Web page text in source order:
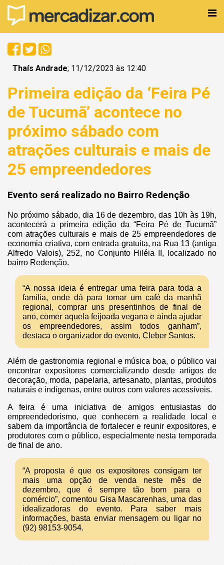
Thaís Andrade; 11/12/2023 às 12:40
Primeira edição da ‘Feira Pé
de Tucumã’ acontece no
próximo sábado com
atrações culturais e mais de
25 empreendedores
Evento será realizado no Bairro Redenção
No próximo sábado, dia 16 de dezembro, das 10h às 19h,
acontecerá a primeira edição da “Feira Pé de Tucumã”
com atrações culturais e mais de 25 empreendedores de
economia criativa, com entrada gratuita, na Rua 13 (antiga
Alfredo Valois), 252, no Conjunto Hiléia II, localizado no
bairro Redenção.
“A nossa ideia é entregar uma feira para toda a
família, onde dá para tomar um café da manhã
regional, comprar uns presentinhos de final de
ano, comer aquela feijoada vegana e ainda ajudar
os empreendedores, assim todos ganham”,
destaca o organizador do evento, Cleber Santos.
Além de gastronomia regional e música boa, o público vai
encontrar expositores comercializando desde artigos de
decoração, moda, papelaria, artesanato, plantas, produtos
naturais e indígenas, entre outros com valores acessíveis.
A feira é uma iniciativa de amigos entusiastas do
empreendedorismo, que conhecem a realidade local e
sabem da importância de fortalecer e reunir expositores, e
produtores com o público, especialmente nesta temporada
de final de ano.
“A proposta é que os expositores consigam ter
mais uma opção de venda neste mês de
dezembro, que é sempre tão bom para o
comércio”, comentou Gisa Mascarenhas, uma das
idealizadoras do evento. Para saber mais
informações, basta enviar mensagem ou ligar no
(92) 98153-9054.